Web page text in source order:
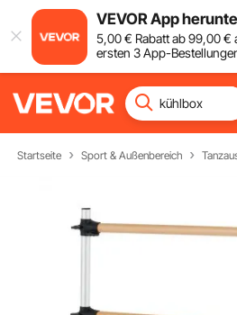
VEVOR App
5,00€ Rabatt ab99,00€
ersten 3 App-
Startseite Sport & Außenbereich